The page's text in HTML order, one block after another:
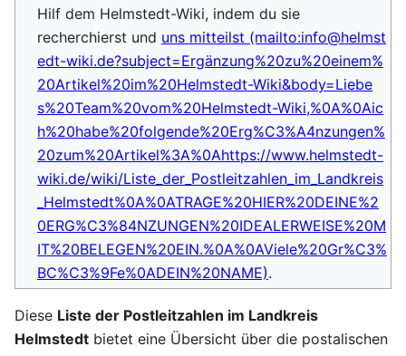
Hilf dem Helmstedt-Wiki, indem du sie
recherchierst und uns mitteilst
.
Diese Liste der Postleitzahlen im Landkreis
Helmstedt bietet eine Übersicht über die postalischen